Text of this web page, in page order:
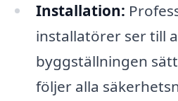
Installation:
installatörer ser till
byggställningen
följer alla